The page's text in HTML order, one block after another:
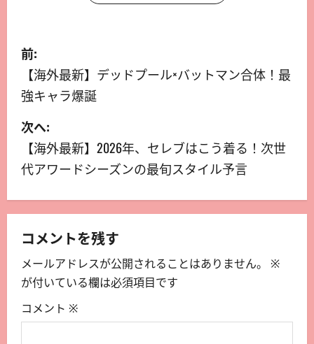
前:
【海外最新】デッドプール×バットマン合体！最
強キャラ爆誕
次へ:
【海外最新】2026年、セレブはこう着る！次世
代アワードシーズンの最旬スタイル予言
コメントを残す
メールアドレスが公開されることはありません。
※
が付いている欄は必須項目です
コメント ※